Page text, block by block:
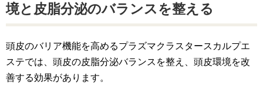
境と皮脂分泌のバランスを整える
頭皮のバリア機能を高めるプラズマクラスタースカルプエ
ステでは、頭皮の皮脂分泌バランスを整え、頭皮環境を改
善する効果があります。